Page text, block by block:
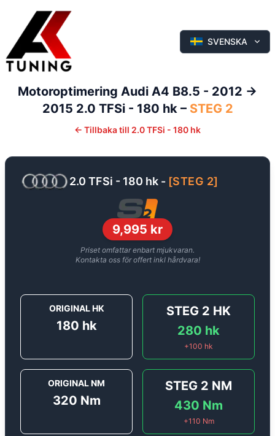
SVENSKA
Motoroptimering Audi A4 B8.5 - 2012 ->
2015 2.0 TFSi - 180 hk– STEG 2
← Tillbaka till 2.0 TFSi - 180 hk
2.0 TFSi - 180 hk - [STEG 2]
9,995 kr
Priset omfattar enbart mjukvaran.
Kontakta oss för offert inkl hårdvara!
ORIGINAL HK
180 hk
STEG 2 HK
280 hk
+100 hk
ORIGINAL NM
320 Nm
STEG 2 NM
430 Nm
+110 Nm